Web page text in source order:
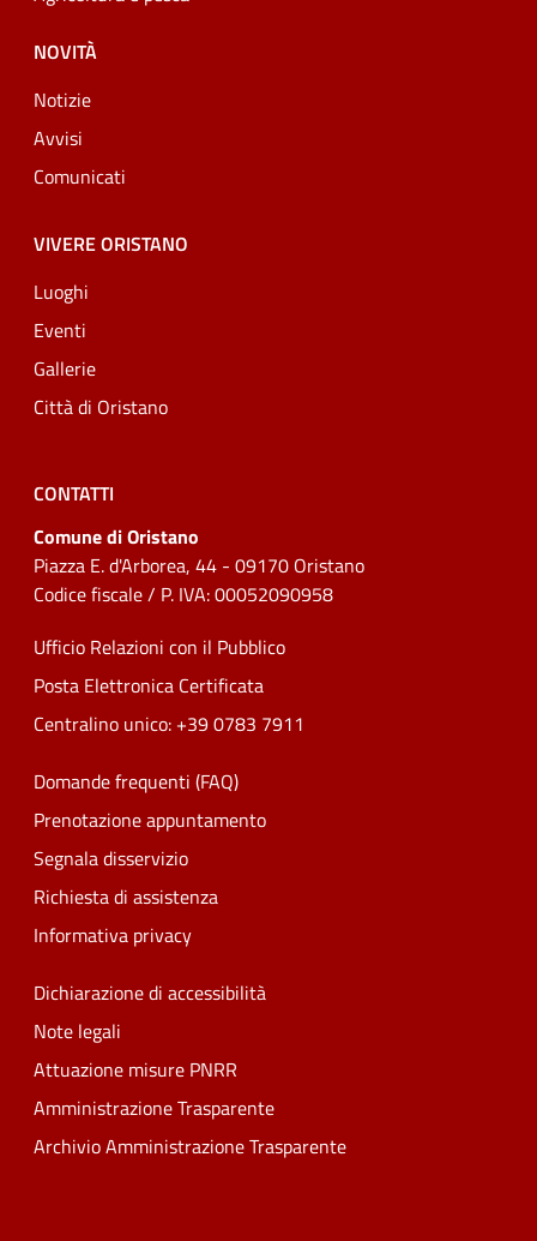
NOVITÀ
Notizie
Avvisi
Comunicati
VIVERE ORISTANO
Luoghi
Eventi
Gallerie
Città di Oristano
CONTATTI
Comune di Oristano
Piazza E. d'Arborea, 44 - 09170 Oristano
Codice fiscale / P. IVA: 00052090958
Ufficio Relazioni con il Pubblico
Posta Elettronica Certificata
Centralino unico: +39 0783 7911
Domande frequenti (FAQ)
Prenotazione appuntamento
Segnala disservizio
Richiesta di assistenza
Informativa privacy
Dichiarazione di accessibilità
Note legali
Attuazione misure PNRR
Amministrazione Trasparente
Archivio Amministrazione Trasparente